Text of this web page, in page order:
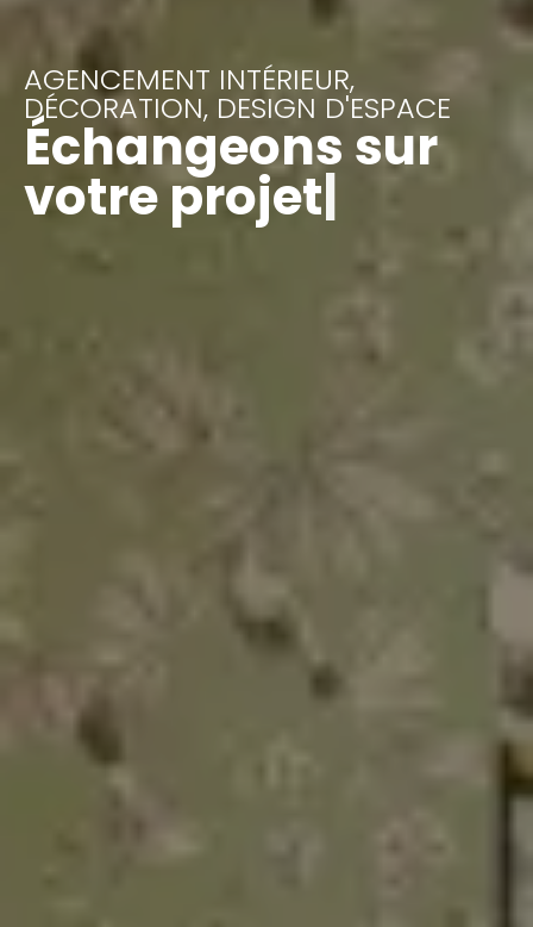
AGENCEMENT INTÉRIEUR,
DÉCORATION, DESIGN D'ESPACE
Échangeons sur
votre projet